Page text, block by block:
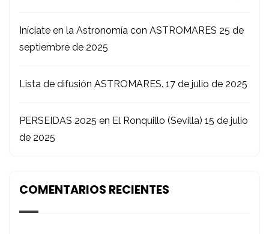
Iníciate en la Astronomía con ASTROMARES 25 de
septiembre de 2025
Lista de difusión ASTROMARES. 17 de julio de 2025
PERSEIDAS 2025 en El Ronquillo (Sevilla) 15 de julio
de 2025
COMENTARIOS RECIENTES